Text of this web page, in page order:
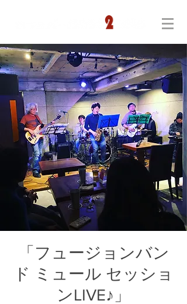
「フュージョンバン
ド ミュール セッショ
ンLIVE♪」